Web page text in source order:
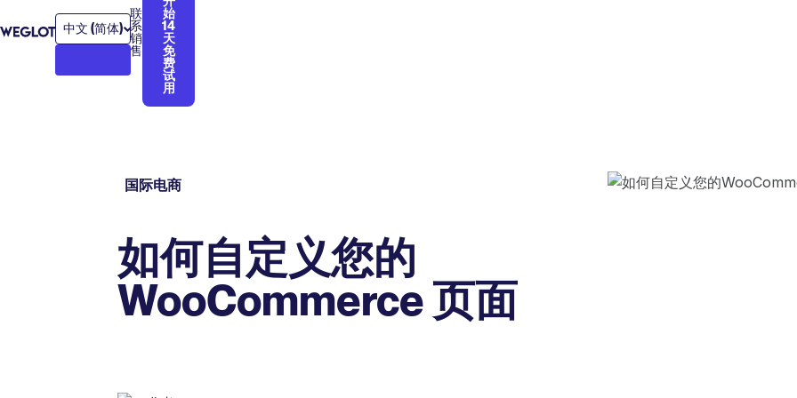
中文 (简体)
联
系
销
售
始
14
天
免
费
试
用
国际电商
如何自定义您的
WooCommerce 页面